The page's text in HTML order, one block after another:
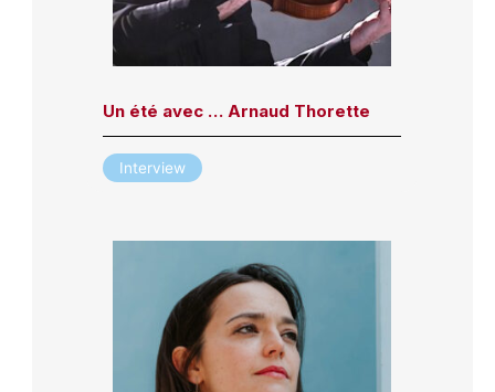
Un été avec … Arnaud Thorette
Interview